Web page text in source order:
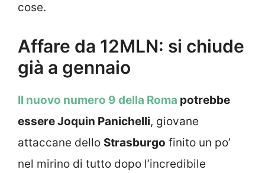
cose.
Affare da 12MLN: si chiude
già a gennaio
Il nuovo numero 9 della Roma potrebbe
essere Joquin Panichelli, giovane
attaccane dello Strasburgo finito un po’
nel mirino di tutto dopo l’incredibile